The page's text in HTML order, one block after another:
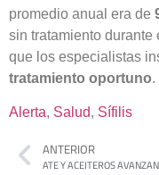
promedio anual era de
sin tratamiento durante
que los especialistas
tratamiento oportuno.
Alerta, Salud, Sífilis
ANTERIOR
ATE Y ACEITEROS